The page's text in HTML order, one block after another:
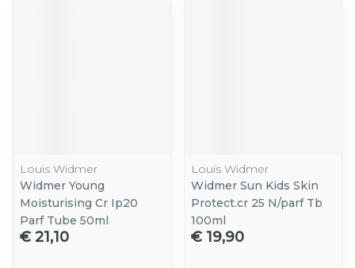
Louis Widmer
Widmer Young
Moisturising Cr Ip20
Parf Tube 50ml
€ 21,10
Louis Widmer
Widmer Sun Kids Skin
Protect.cr 25 N/parf Tb
100ml
€ 19,90